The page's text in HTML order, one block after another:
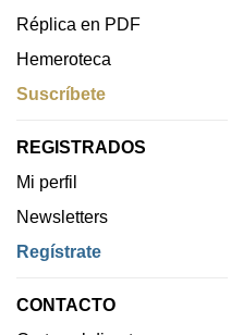
Réplica en PDF
Hemeroteca
Suscríbete
REGISTRADOS
Mi perfil
Newsletters
Regístrate
CONTACTO